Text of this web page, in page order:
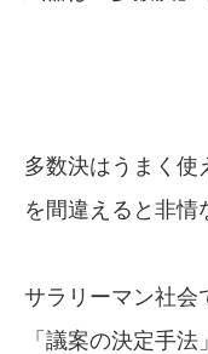
多数決はうまく使
を間違えると非情
サラリーマン社会
「議案の決定手